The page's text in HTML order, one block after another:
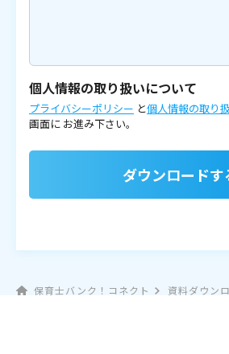
個人情報の取り扱いについて
プライバシーポリシー と個人情報の取り
画面に お進み下さい。
ダウンロードす
保育士バンク！コネクト 資料ダウン